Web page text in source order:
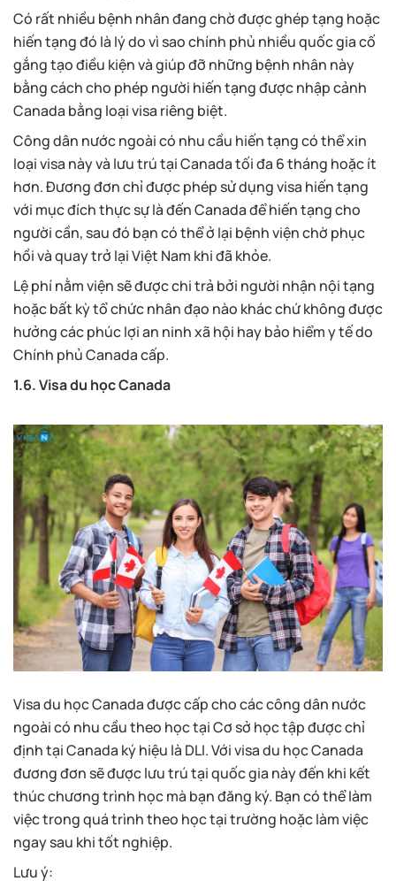
Có rất nhiều bệnh nhân đang chờ được ghép tạng hoặc
hiến tạng đó là lý do vì sao chính phủ nhiều quốc gia cố
gắng tạo điều kiện và giúp đỡ những bệnh nhân này
bằng cách cho phép người hiến tạng được nhập cảnh
Canada bằng loại visa riêng biệt.
Công dân nước ngoài có nhu cầu hiến tạng có thể xin
loại visa này và lưu trú tại Canada tối đa 6 tháng hoặc ít
hơn. Đương đơn chỉ được phép sử dụng visa hiến tạng
với mục đích thực sự là đến Canada để hiến tạng cho
người cần, sau đó bạn có thể ở lại bệnh viện chờ phục
hồi và quay trở lại Việt Nam khi đã khỏe.
Lệ phí nằm viện sẽ được chi trả bởi người nhận nội tạng
hoặc bất kỳ tổ chức nhân đạo nào khác chứ không được
hưởng các phúc lợi an ninh xã hội hay bảo hiểm y tế do
Chính phủ Canada cấp.
1.6. Visa du học Canada
Visa du học Canada được cấp cho các công dân nước
ngoài có nhu cầu theo học tại Cơ sở học tập được chỉ
định tại Canada ký hiệu là DLI. Với visa du học Canada
đương đơn sẽ được lưu trú tại quốc gia này đến khi kết
thúc chương trình học mà bạn đăng ký. Bạn có thể làm
việc trong quá trình theo học tại trường hoặc làm việc
ngay sau khi tốt nghiệp.
Lưu ý: